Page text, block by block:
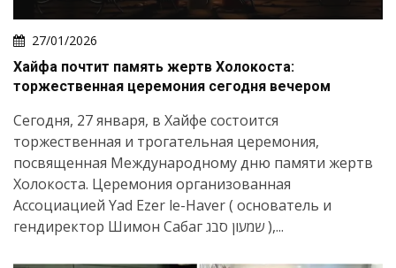
27/01/2026
Хайфа почтит память жертв Холокоста:
торжественная церемония сегодня вечером
Сегодня, 27 января, в Хайфе состоится
торжественная и трогательная церемония,
посвященная Международному дню памяти жертв
Холокоста. Церемония организованная
Ассоциацией Yad Ezer le-Haver ( основатель и
гендиректор Шимон Сабаг שמעון סבג ),...